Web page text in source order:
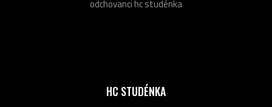
HC STUDÉNKA
odchovanci hc studénka